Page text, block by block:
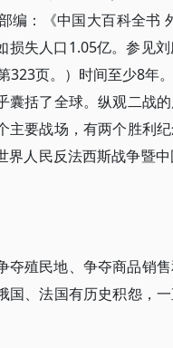
：《中国大百科全书
损失人口1.05亿。参见
323页。）时间至少8年
囊括了全球。纵观二战
主要战场，有两个胜利
界人民反法西斯战争暨
夺殖民地、争夺商品销
国、法国有历史积怨，